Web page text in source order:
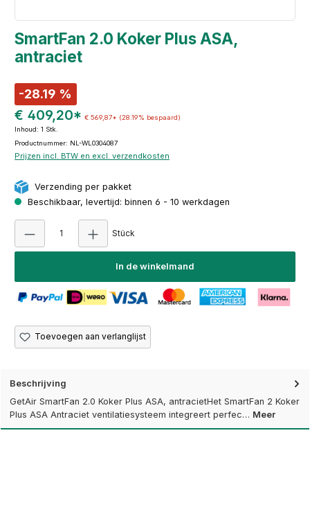
SmartFan 2.0 Koker Plus ASA,
antraciet
-28.19 %
€ 409,20* € 569,87* (28.19% bespaard)
Inhoud: 1 Stk.
Productnummer: NL-WL0304087
Prijzen incl. BTW en excl. verzendkosten
Verzending per pakket
Beschikbaar, levertijd: binnen 6 - 10 werkdagen
Stück
In de winkelmand
Toevoegen aan verlanglijst
Beschrijving
GetAir SmartFan 2.0 Koker Plus ASA, antracietHet SmartFan 2 Koker
Plus ASA Antraciet ventilatiesysteem integreert perfec… Meer